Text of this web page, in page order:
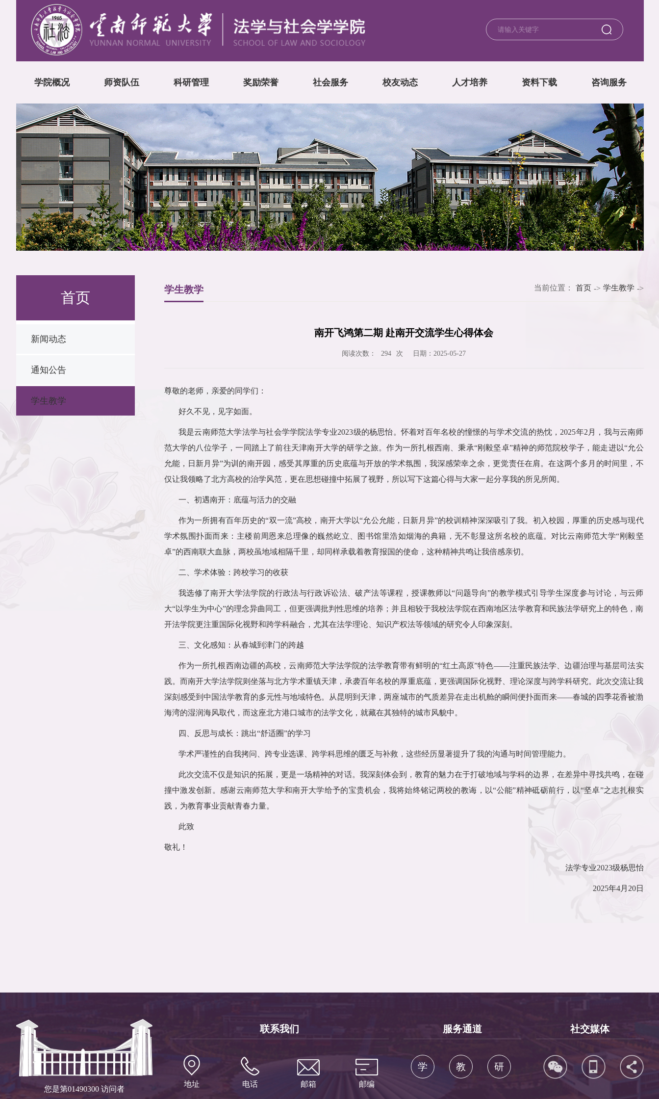
学院概况 师资队伍 科研管理 奖励荣誉 社会服务 校友动态 人才培养 资料下载 咨询服务
首页
新闻动态
通知公告
学生教学
学生教学 当前位置： 首页 -> 学生教学 ->
南开飞鸿第二期 赴南开交流学生心得体会
阅读次数： 294 次 日期：2025-05-27
尊敬的老师，亲爱的同学们：
好久不见，见字如面。
我是云南师范大学法学与社会学学院法学专业2023级的杨思怡。怀着对百年名校的憧憬的与学术交流的热忱，2025年2月，我与云南师
范大学的八位学子，一同踏上了前往天津南开大学的研学之旅。作为一所扎根西南、秉承“刚毅坚卓”精神的师范院校学子，能走进以“允公
允能，日新月异”为训的南开园，感受其厚重的历史底蕴与开放的学术氛围，我深感荣幸之余，更觉责任在肩。在这两个多月的时间里，不
仅让我领略了北方高校的治学风范，更在思想碰撞中拓展了视野，所以写下这篇心得与大家一起分享我的所见所闻。
一、 初遇南开：底蕴与活力的交融
作为一所拥有百年历史的“双一流”高校，南开大学以“允公允能，日新月异”的校训精神深深吸引了我。初入校园，厚重的历史感与现代
学术氛围扑面而来：主楼前周恩来总理像的巍然屹立、图书馆里浩如烟海的典籍，无不彰显这所名校的底蕴。对比云南师范大学“刚毅坚
卓”的西南联大血脉，两校虽地域相隔千里，却同样承载着教育报国的使命，这种精神共鸣让我倍感亲切。
二、 学术体验：跨校学习的收获
我选修了南开大学法学院的行政法与行政诉讼法、破产法等课程，授课教师以“问题导向”的教学模式引导学生深度参与讨论，与云师
大“以学生为中心”的理念异曲同工，但更强调批判性思维的培养；并且相较于我校法学院在西南地区法学教育和民族法学研究上的特色，南
开法学院更注重国际化视野和跨学科融合，尤其在法学理论、知识产权法等领域的研究令人印象深刻。
三、 文化感知：从春城到津门的跨越
作为一所扎根西南边疆的高校，云南师范大学法学院的法学教育带有鲜明的“红土高原”特色——注重民族法学、边疆治理与基层司法实
践。而南开大学法学院则坐落与北方学术重镇天津，承袭百年名校的厚重底蕴，更强调国际化视野、理论深度与跨学科研究。此次交流让我
深刻感受到中国法学教育的多元性与地域特色。从昆明到天津，两座城市的气质差异在走出机舱的瞬间便扑面而来——春城的四季花香被渤
海湾的湿润海风取代，而这座北方港口城市的法学文化，就藏在其独特的城市风貌中。
四、 反思与成长：跳出“舒适圈”的学习
学术严谨性的自我拷问、跨专业选课、跨学科思维的匮乏与补救，这些经历显著提升了我的沟通与时间管理能力。
此次交流不仅是知识的拓展，更是一场精神的对话。我深刻体会到，教育的魅力在于打破地域与学科的边界，在差异中寻找共鸣，在碰
撞中激发创新。感谢云南师范大学和南开大学给予的宝贵机会，我将始终铭记两校的教诲，以“公能”精神砥砺前行，以“坚卓”之志扎根实
践，为教育事业贡献青春力量。
此致
敬礼！
法学专业2023级杨思怡
2025年4月20日
您是第01490300 访问者
联系我们
地址 电话 邮箱 邮编
服务通道
学 教 研
社交媒体